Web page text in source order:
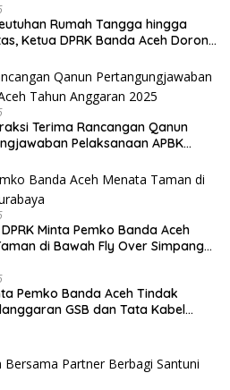
Rumah Tangga hingga
Ketua DPRK Banda Aceh Dorong
Terima Rancangan Qanun
Pelaksanaan APBK
Minta Pemko Banda Aceh
di Bawah Fly Over Simpang
Pemko Banda Aceh Tindak
GSB dan Tata Kabel